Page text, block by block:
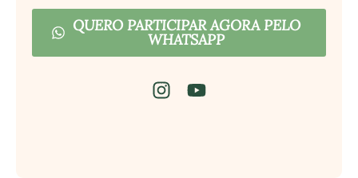
QUERO PARTICIPAR AGORA PELO
WHATSAPP